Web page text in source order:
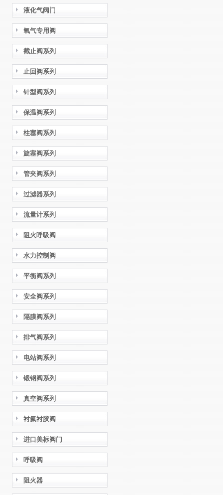
液化气阀门
氧气专用阀
截止阀系列
止回阀系列
针型阀系列
保温阀系列
柱塞阀系列
旋塞阀系列
管夹阀系列
过滤器系列
流量计系列
阻火呼吸阀
水力控制阀
平衡阀系列
安全阀系列
隔膜阀系列
排气阀系列
电站阀系列
锻钢阀系列
真空阀系列
衬氟衬胶阀
进口美标阀门
呼吸阀
阻火器